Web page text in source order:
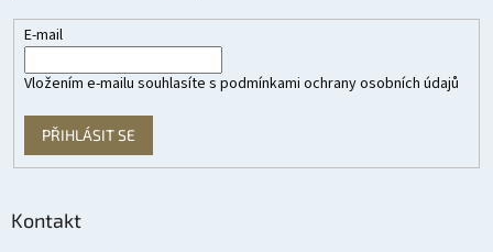
E-mail
Vložením e-mailu souhlasíte s podmínkami ochrany osobních údajů
PŘIHLÁSIT SE
Kontakt